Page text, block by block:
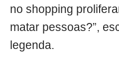
no shopping
matar pessoas?”,
legenda.